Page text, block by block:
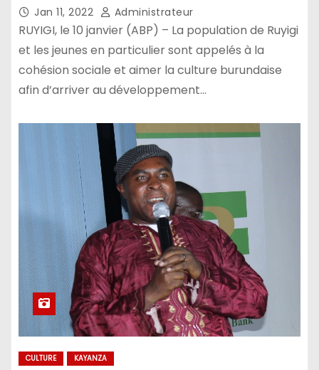
Jan 11, 2022 Administrateur
RUYIGI, le 10 janvier (ABP) – La population de Ruyigi
et les jeunes en particulier sont appelés à la
cohésion sociale et aimer la culture burundaise
afin d’arriver au développement…
CULTURE KAYANZA